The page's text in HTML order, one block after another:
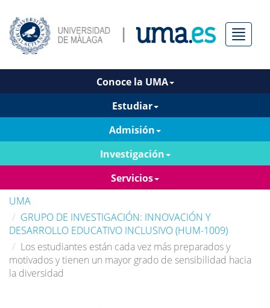
Menú
Conoce la UMA
Estudiar
Admisión
Investigación
Servicios
UMA
GRUPO DE INVESTIGACIÓN: INNOVACIÓN Y
DESARROLLO EDUCATIVO INCLUSIVO (HUM-1009)
Los estudiantes están cada vez más preparados y
motivados y tienen un mayor grado de sensibilidad hacia
la diversidad